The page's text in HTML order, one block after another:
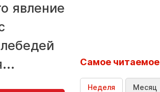
явление
Самое читаемое
Неделя Месяц